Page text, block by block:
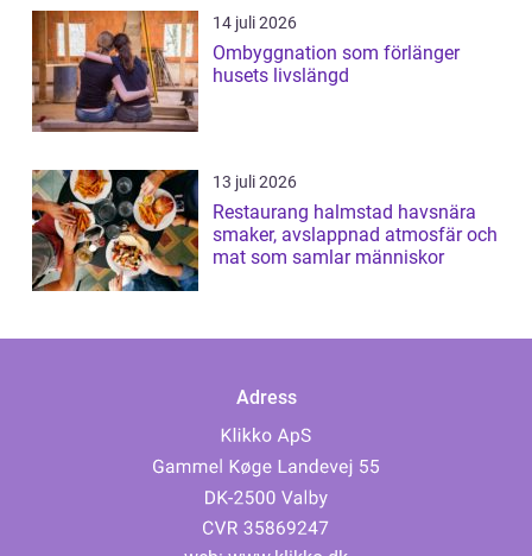
14 juli 2026
Ombyggnation som förlänger
husets livslängd
13 juli 2026
Restaurang halmstad havsnära
smaker, avslappnad atmosfär och
mat som samlar människor
Adress